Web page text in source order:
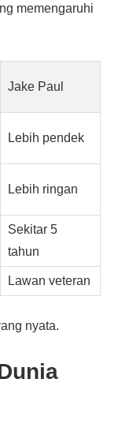
memengaruhi
Jake Paul
Lebih pendek
Lebih ringan
Sekitar 5
tahun
Lawan veteran
nyata.